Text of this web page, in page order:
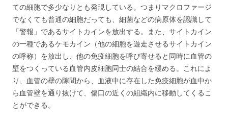
ての細胞で多少なりとも発現している。つまりマクロファージ
でなくても普通の細胞だっても、細菌などの病原体を認識して
「警報」であるサイトカインを放出する。また、サイトカイン
の一種であるケモカイン（他の細胞を遊走させるサイトカイン
の呼称）を放出し、他の免疫細胞を呼び寄せると同時に血管の
壁をつくっている血管内皮細胞同士の結合を緩める。これによ
り、血管の壁の隙間から、血液中に存在した免疫細胞が血中か
ら血管壁を通り抜けて、傷口の近くの組織内に移動してくるこ
とができる。